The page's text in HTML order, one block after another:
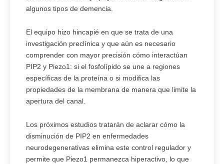
algunos tipos de demencia.
El equipo hizo hincapié en que se trata de una
investigación preclínica y que aún es necesario
comprender con mayor precisión cómo interactúan
PIP2 y Piezo1: si el fosfolípido se une a regiones
específicas de la proteína o si modifica las
propiedades de la membrana de manera que limite la
apertura del canal.
Los próximos estudios tratarán de aclarar cómo la
disminución de PIP2 en enfermedades
neurodegenerativas elimina este control regulador y
permite que Piezo1 permanezca hiperactivo, lo que